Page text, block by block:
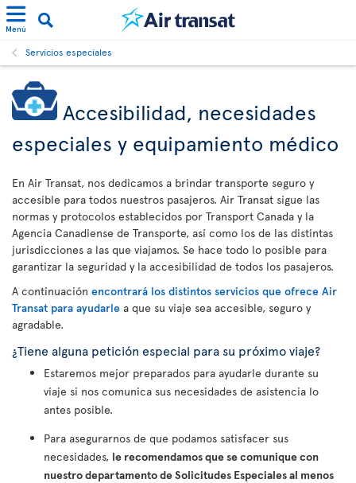
Menú
Servicios especiales
Accesibilidad, necesidades
especiales y equipamiento médico
En Air Transat, nos dedicamos a brindar transporte seguro y
accesible para todos nuestros pasajeros. Air Transat sigue las
normas y protocolos establecidos por Transport Canada y la
Agencia Canadiense de Transporte, así como los de las distintas
jurisdicciones a las que viajamos. Se hace todo lo posible para
garantizar la seguridad y la accesibilidad de todos los pasajeros.
A continuación encontrará los distintos servicios que ofrece Air
Transat para ayudarle a que su viaje sea accesible, seguro y
agradable.
¿Tiene alguna petición especial para su próximo viaje?
Estaremos mejor preparados para ayudarle durante su
viaje si nos comunica sus necesidades de asistencia lo
antes posible.
Para asegurarnos de que podamos satisfacer sus
necesidades, le recomendamos que se comunique con
nuestro departamento de Solicitudes Especiales al menos